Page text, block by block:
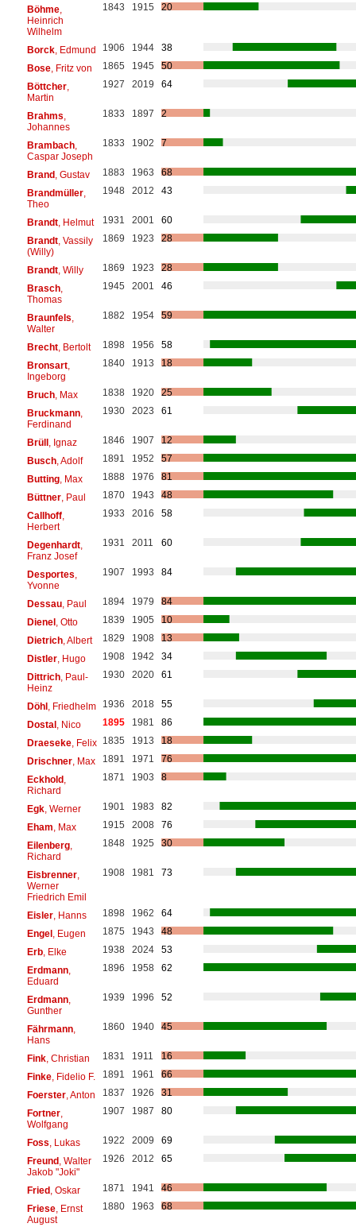
Böhme,
Heinrich
Wilhelm
1843 1915 20
Borck, Edmund 1906 1944
38
Bose, Fritz von 1865 1945
50
Böttcher,
Martin
1927 2019 64
Brahms
Johannes
1833 1897 2
Brambach,
Caspar Joseph
1833 1902 7
Brand, Gustav 1883 1963
68
Brandmüller,
Theo
1948 2012 43
Brandt, Helmut 1931 2001
60
Brandt, Vassily
(Willy)
1869 1923 28
Brandt, Willy 1869 1923
28
Brasch,
Thomas
1945 2001 46
Braunfels
Walter
1882 1954 59
Brecht, Bertolt 1898 1956
58
Bronsart,
Ingeborg
1840 1913 18
Bruch, Max 1838 1920
25
Bruckmann,
Ferdinand
1930 2023 61
Brüll, Ignaz 1846 1907
12
Busch, Adolf 1891 1952
57
Butting, Max 1888 1976
81
Büttner, Paul 1870 1943
48
Callhoff,
Herbert
1933 2016 58
Degenhardt,
Franz Josef
1931 2011 60
Desportes
Yvonne
1907 1993 84
Dessau, Paul 1894 1979
84
Dienel, Otto 1839 1905
10
Dietrich, Albert 1829 1908
13
Distler, Hugo 1908 1942
34
Dittrich, Paul-
Heinz
1930 2020 61
Döhl, Friedhelm 1936 2018
55
Dostal, Nico 1895 1981
86
Draeseke, Felix 1835 1913
18
Drischner, Max 1891 1971
76
Eckhold,
Richard
1871 1903 8
Egk, Werner 1901 1983
82
Eham , Max 1915 2008
76
Eilenberg,
Richard
1848 1925 30
Eisbrenner,
Werner
Friedrich Emil
1908 1981 73
Eisler, Hanns 1898 1962
64
Engel, Eugen 1875 1943
48
Erb, Elke 1938 2024
53
Erdmann,
Eduard
1896 1958 62
Erdmann,
Gunther
1939 1996 52
Fährmann,
Hans
1860 1940 45
Fink, Christian 1831 1911
16
Finke, Fidelio F. 1891 1961
66
Foerster, Anton 1837 1926
31
Fortner,
Wolfgang
1907 1987 80
Foss , Lukas 1922 2009
69
Freund, Walter
Jakob "Joki"
1926 2012 65
Fried, Oskar 1871 1941
46
Friese, Ernst
August
1880 1963 68